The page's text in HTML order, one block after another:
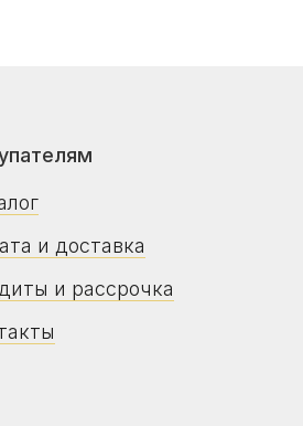
Дата
могут
поставки у продавца-